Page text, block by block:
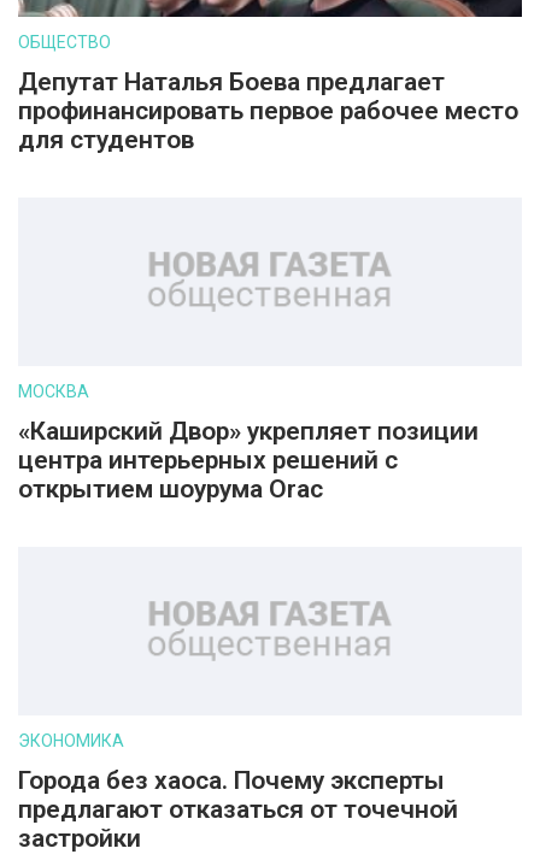
ОБЩЕСТВО
Депутат Наталья Боева предлагает
профинансировать первое рабочее место
для студентов
МОСКВА
«Каширский Двор» укрепляет позиции
центра интерьерных решений с
открытием шоурума Orac
ЭКОНОМИКА
Города без хаоса. Почему эксперты
предлагают отказаться от точечной
застройки